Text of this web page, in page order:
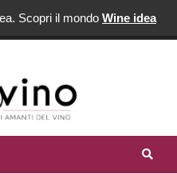
Scopri il mondo Wine idea